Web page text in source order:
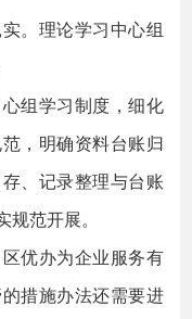
。理论学习中心组
组学习制度，细化
，明确资料台账归
、记录整理与台账
范开展。
优办为企业服务有
措施办法还需要进